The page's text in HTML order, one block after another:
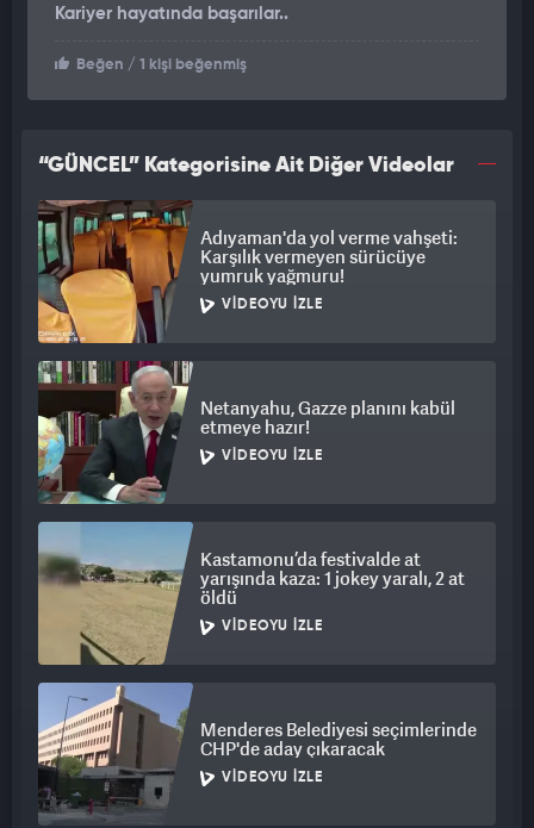
Kariyer hayatında başarılar..
Beğen / 1 kişi beğenmiş
“GÜNCEL” Kategorisine Ait Diğer Videolar
Adıyaman'da yol verme vahşeti:
Karşılık vermeyen sürücüye
yumruk yağmuru!
VIDEOYU İZLE
Netanyahu, Gazze planını kabül
etmeye hazır!
VIDEOYU İZLE
Kastamonu’da festivalde at
yarışında kaza: 1 jokey yaralı, 2 at
öldü
VIDEOYU İZLE
Menderes Belediyesi seçimlerinde
CHP'de aday çıkaracak
VIDEOYU İZLE